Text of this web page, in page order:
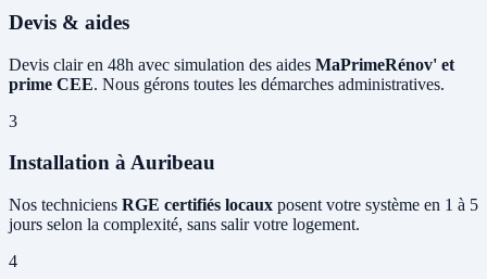
Devis & aides
Devis clair en 48h avec simulation des aides MaPrimeRénov' et
prime CEE. Nous gérons toutes les démarches administratives.
3
Installation à Auribeau
Nos techniciens RGE certifiés locaux posent votre système en 1 à 5
jours selon la complexité, sans salir votre logement.
4